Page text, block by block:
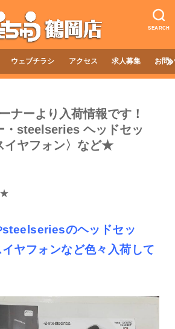
SEARCH
ウェブチラシ アクセス 求人募集 お問
ナーより入荷情報です！
・steelseries ヘッドセッ
イヤフォン〉など★
★
steelseriesのヘッドセッ
イヤフォンなど色々入荷して